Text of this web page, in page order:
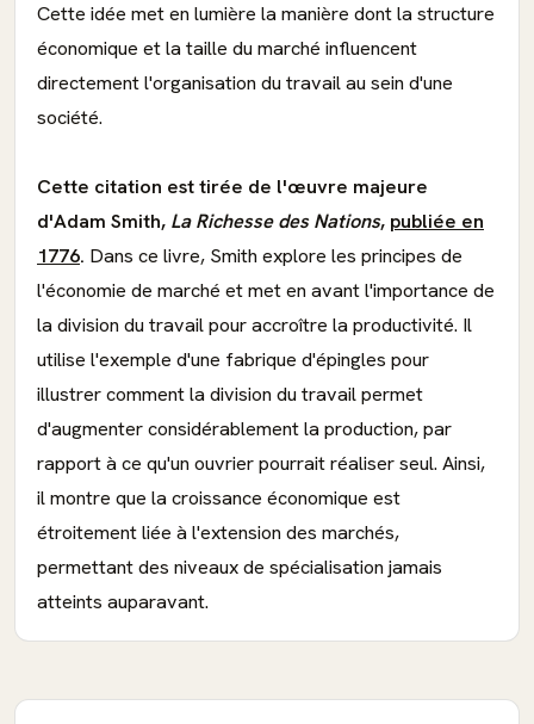
Cette idée met en lumière la manière dont la structure
économique et la taille du marché influencent
directement l'organisation du travail au sein d'une
société.
Cette citation est tirée de l'œuvre majeure
d'Adam Smith, La Richesse des Nations, publiée en
1776. Dans ce livre, Smith explore les principes de
l'économie de marché et met en avant l'importance de
la division du travail pour accroître la productivité. Il
utilise l'exemple d'une fabrique d'épingles pour
illustrer comment la division du travail permet
d'augmenter considérablement la production, par
rapport à ce qu'un ouvrier pourrait réaliser seul. Ainsi,
il montre que la croissance économique est
étroitement liée à l'extension des marchés,
permettant des niveaux de spécialisation jamais
atteints auparavant.